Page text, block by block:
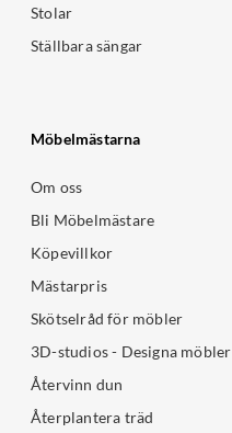
Stolar
Ställbara sängar
Möbelmästarna
Om oss
Bli Möbelmästare
Köpevillkor
Mästarpris
Skötselråd för möbler
3D-studios - Designa möbler
Återvinn dun
Återplantera träd